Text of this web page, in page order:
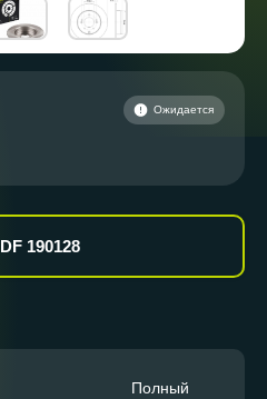
Ожидается
DF 190128
Полный